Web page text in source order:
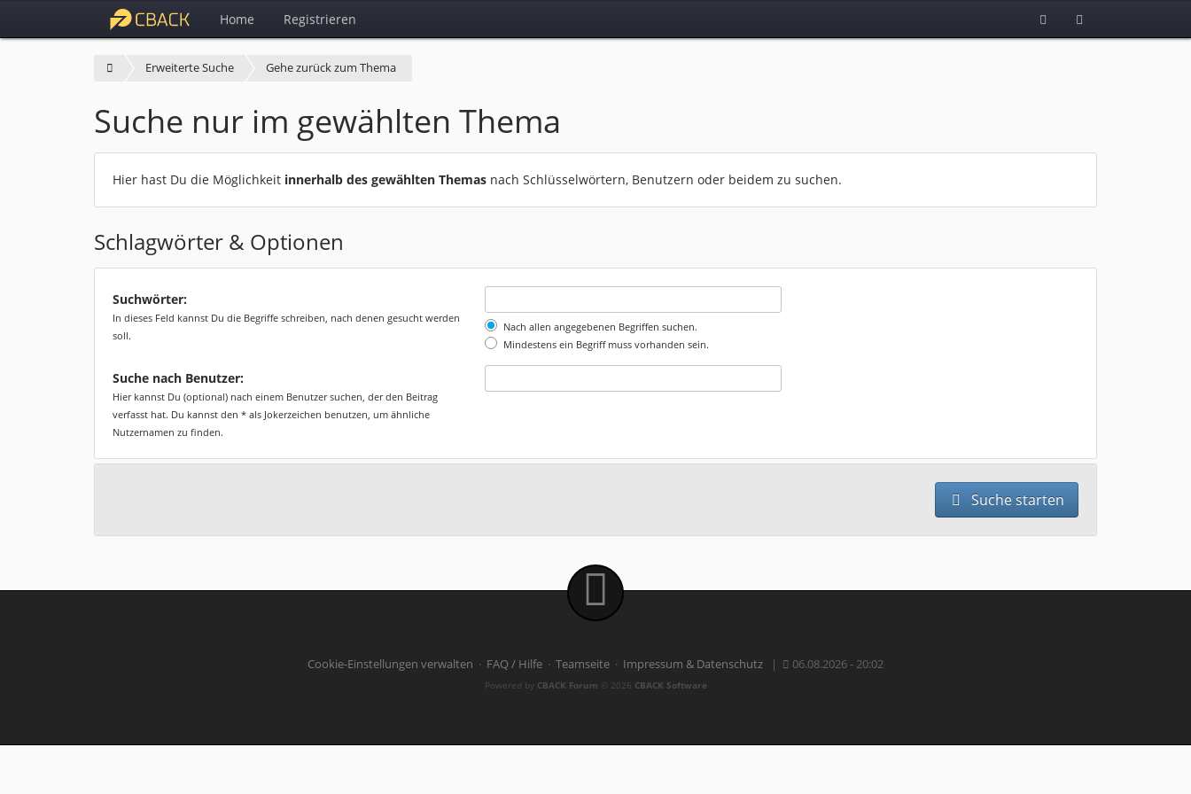
Home Registrieren
Erweiterte Suche Gehe zurück zum Thema
Suche nur im gewählten Thema
Hier hast Du die Möglichkeit innerhalb des gewählten Themas nach Schlüsselwörtern, Benutzern oder beidem zu suchen.
Schlagwörter & Optionen
Suchwörter:
In dieses Feld kannst Du die Begriffe schreiben, nach denen gesucht werden
soll.
Nach allen angegebenen Begriffen suchen.
Mindestens ein Begriff muss vorhanden sein.
Suche nach Benutzer:
Hier kannst Du (optional) nach einem Benutzer suchen, der den Beitrag
verfasst hat. Du kannst den * als Jokerzeichen benutzen, um ähnliche
Nutzernamen zu finden.
Suche starten
Cookie-Einstellungen verwalten · FAQ / Hilfe · Teamseite · Impressum & Datenschutz | 06.08.2026 - 20:02
Powered by CBACK Forum © 2026 CBACK Software